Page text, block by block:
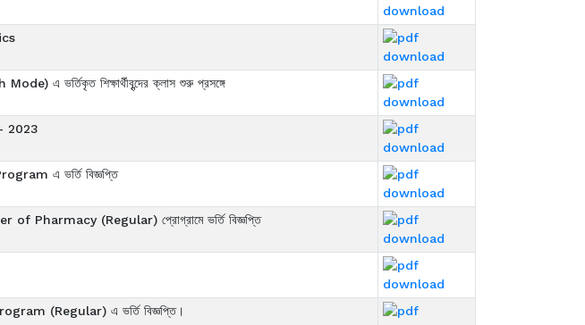
ভর্তিকৃত শিক্ষার্থীবৃন্দের ক্লাস শুরু প্রসঙ্গে
– 2023
এ ভর্তি বিজ্ঞপ্তি
of Pharmacy (Regular) প্রোগ্রামে ভর্তি বিজ্ঞপ্তি
Program (Regular) এ ভর্তি বিজ্ঞপ্তি।